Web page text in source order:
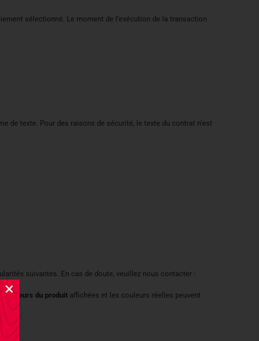
sélectionné. Le moment de l’exécution de la transaction
de texte. Pour des raisons de sécurité, le texte du contrat n’est
suivantes. En cas de doute, veuillez nous contacter :
couleurs du produit affichées et les couleurs réelles peuvent